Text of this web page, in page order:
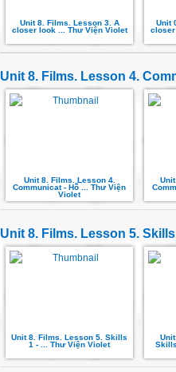
Unit 8. Films. Lesson 3. A
closer look ... Thư Viện Violet
Unit
closer
Unit 8. Films. Lesson 4.
Unit 8. Films. Lesson 4.
Communicat - Hỗ ... Thư Viện
Violet
Unit 8. Films. Lesson 5.
Unit 8. Films. Lesson 5. Skills
1 - ... Thư Viện Violet